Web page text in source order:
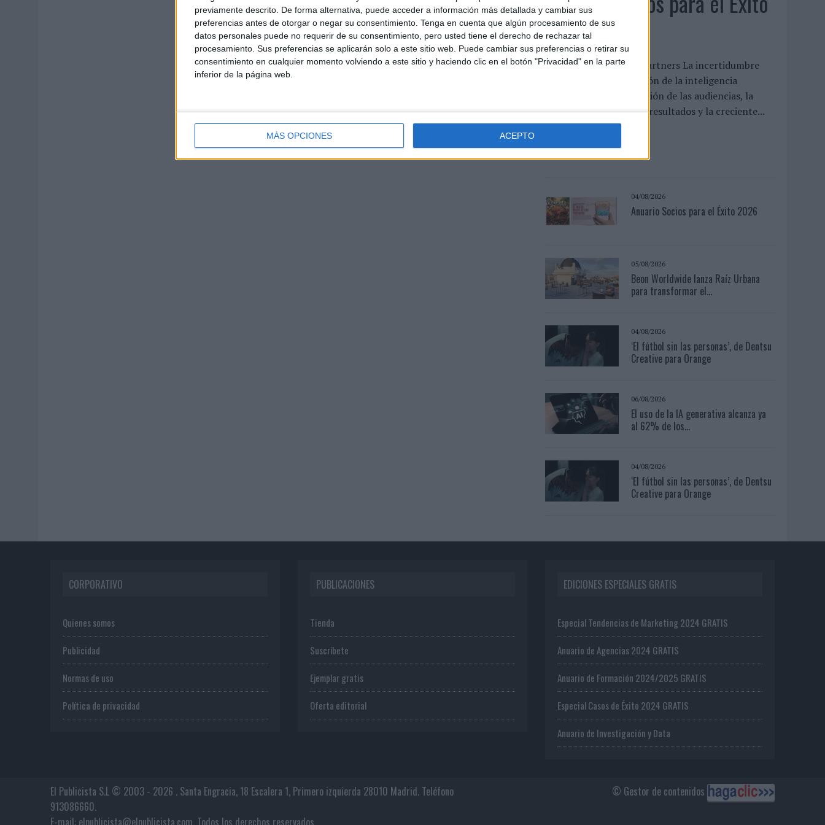
previamente descrito. De forma alternativa, puede acceder a información más detallada y cambiar sus
preferencias antes de otorgar o negar su consentimiento. Tenga en cuenta que algún procesamiento de sus
datos personales puede no requerir de su consentimiento, pero usted tiene el derecho de rechazar tal
procesamiento. Sus preferencias se aplicarán solo a este sitio web. Puede cambiar sus preferencias o retirar su
consentimiento en cualquier momento volviendo a este sitio y haciendo clic en el botón "Privacidad" en la parte
inferior de la página web.
MÁS OPCIONES ACEPTO
2026
El nuevo mapa de los partners La incertidumbre
económica, la aceleración de la inteligencia
artificial, la fragmentación de las audiencias, la
presión por demostrar resultados y la creciente...
04/08/2026
Anuario Socios para el Éxito 2026
05/08/2026
Beon Worldwide lanza Raíz Urbana
para transformar el...
04/08/2026
‘El fútbol sin las personas’, de Dentsu
Creative para Orange
06/08/2026
El uso de la IA generativa alcanza ya
al 62% de los...
04/08/2026
‘El fútbol sin las personas’, de Dentsu
Creative para Orange
CORPORATIVO
Quienes somos
Publicidad
Normas de uso
Política de privacidad
PUBLICACIONES
Tienda
Suscríbete
Ejemplar gratis
Oferta editorial
EDICIONES ESPECIALES GRATIS
Especial Tendencias de Marketing 2024 GRATIS
Anuario de Agencias 2024 GRATIS
Anuario de Formación 2024/2025 GRATIS
Especial Casos de Éxito 2024 GRATIS
Anuario de Investigación y Data
© Gestor de contenidos
El Publicista S.L © 2003 - 2026 . Santa Engracia, 18 Escalera 1, Primero izquierda 28010 Madrid. Teléfono
913086660.
E-mail: elpublicista@elpublicista.com. Todos los derechos reservados